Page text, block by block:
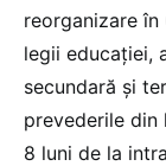
reorganizare
legii educației,
secundară și
prevederile
8 luni de la